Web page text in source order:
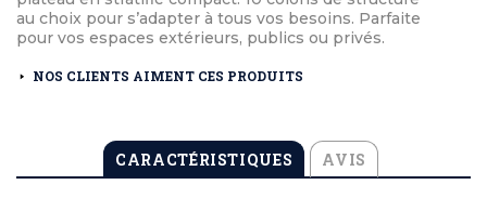
au choix pour s’adapter à tous vos besoins. Parfaite
pour vos espaces extérieurs, publics ou privés.
NOS CLIENTS AIMENT CES PRODUITS
CARACTÉRISTIQUES AVIS